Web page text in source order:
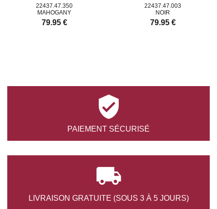
22437.47.350
MAHOGANY
79.95 €
22437.47.003
NOIR
79.95 €

PAIEMENT SÉCURISÉ

LIVRAISON GRATUITE (SOUS 3 À 5 JOURS)